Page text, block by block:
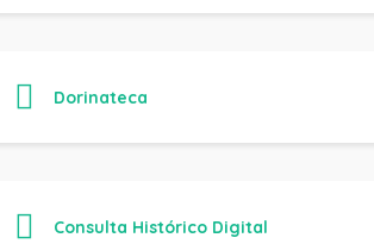
Dorinateca
Consulta Histórico Digital